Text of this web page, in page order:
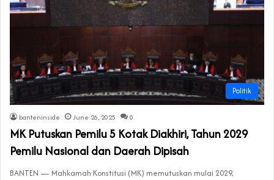
Politik
banteninside June 26, 2025 0
MK Putuskan Pemilu 5 Kotak Diakhiri, Tahun 2029
Pemilu Nasional dan Daerah Dipisah
BANTEN — Mahkamah Konstitusi (MK) memutuskan mulai 2029,